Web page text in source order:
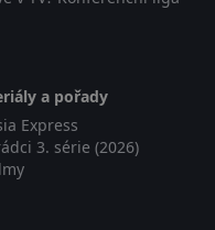
a pořady
Express
3. série (2026)